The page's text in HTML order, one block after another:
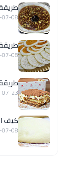
08
08
23
كيف
08